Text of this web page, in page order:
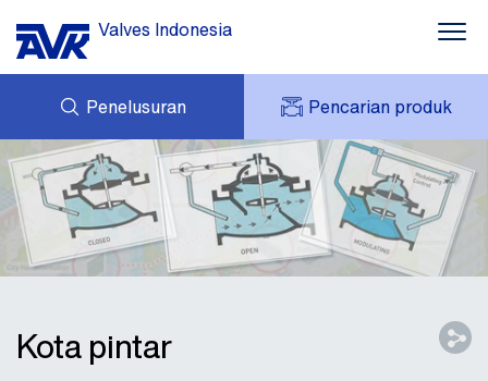
Valves Indonesia
Penelusuran Pencarian produk
TENTANG AVK
BERITA
PROYEK
UNDUHAN
PERTANYAAN
AVK SAYA
AVK HOLDING (GROUP)
Kota pintar